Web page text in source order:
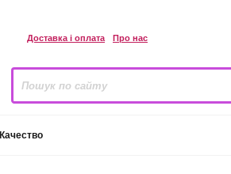
Доставка і оплата Про нас
Качество